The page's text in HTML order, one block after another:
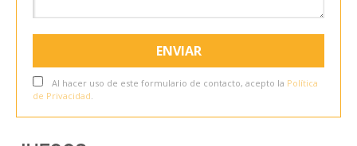
Al hacer uso de este formulario de contacto, acepto la Política
de Privacidad.